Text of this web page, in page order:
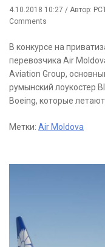
4.10.2018 10:27 / Автор:
Comments
В конкурсе на
перевозчика Air
Aviation Group,
румынский лоукостер
Boeing, которые
Метки: Air Moldova